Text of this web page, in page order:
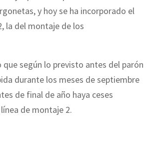
y hoy se ha incorporado el
la del montaje de los
según lo previsto antes del parón
durante los meses de septiembre
de final de año haya ceses
de montaje 2.